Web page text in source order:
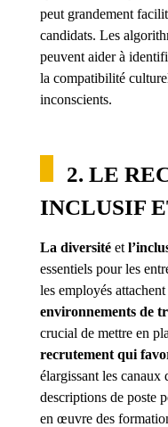
peut grandement
candidats. Les
peuvent aider à
la compatibilité
inconscients.
2. LE
INCLUSIF
La diversitéet
essentiels pour les
les employés
environnements de
crucial de mettre en
recrutement qui
élargissant les canaux
descriptions de poste
en œuvre des